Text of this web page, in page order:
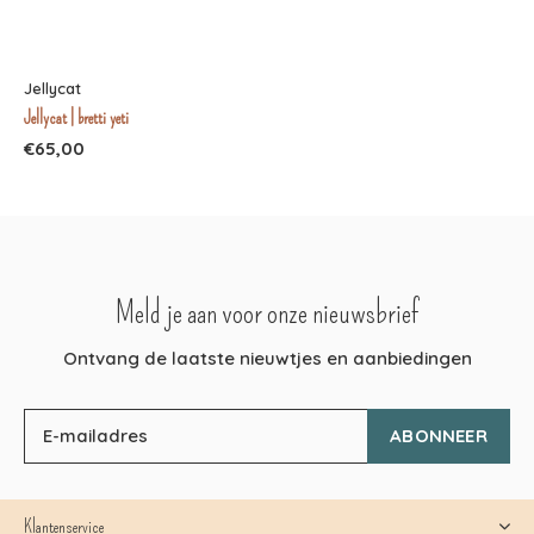
Jellycat
Jellycat | bretti yeti
€65,00
Meld je aan voor onze nieuwsbrief
Ontvang de laatste nieuwtjes en aanbiedingen
ABONNEER
Klantenservice